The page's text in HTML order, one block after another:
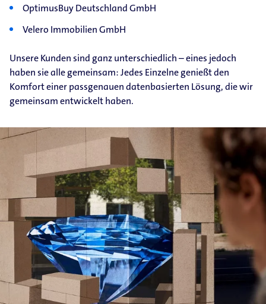
OptimusBuy Deutschland GmbH
Velero Immobilien GmbH
Unsere Kunden sind ganz unterschiedlich – eines jedoch
haben sie alle gemeinsam: Jedes Einzelne genießt den
Komfort einer passgenauen datenbasierten Lösung, die wir
gemeinsam entwickelt haben.